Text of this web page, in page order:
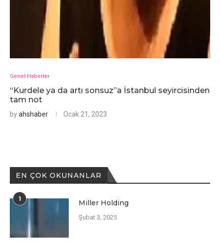
Genel Haberler
“Kurdele ya da artı sonsuz”a İstanbul seyircisinden
tam not
byahshaber Ocak 21, 2023
EN ÇOK OKUNANLAR
1 Miller Holding
Şubat 3, 2025